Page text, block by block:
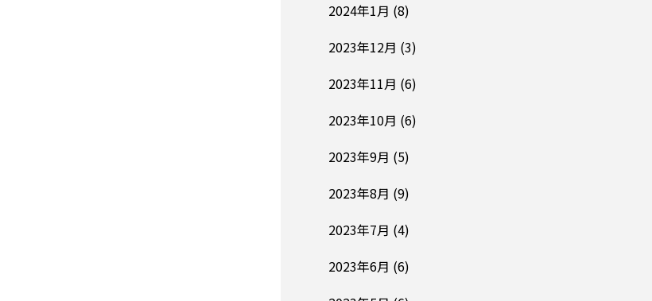
2024年1月 (8)
2023年12月 (3)
2023年11月 (6)
2023年10月 (6)
2023年9月 (5)
2023年8月 (9)
2023年7月 (4)
2023年6月 (6)